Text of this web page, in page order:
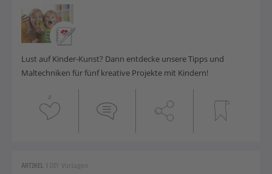
Lust auf Kinder-Kunst? Dann entdecke unsere Tipps und
Maltechniken für fünf kreative Projekte mit Kindern!
8
ARTIKEL | DIY Vorlagen